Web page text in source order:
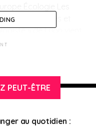
les entreprises et
» de Lyon vient
la French Tech, c’est
que celle qui s’en
de l’étranger. Je
PEUT-ÊTRE
au quotidien :